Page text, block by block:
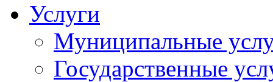
Услуги
Муниципальные
Государственные